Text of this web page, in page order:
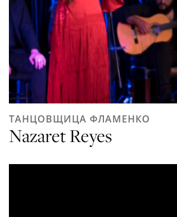
ТАНЦОВЩИЦА ФЛАМЕНКО
Nazaret Reyes